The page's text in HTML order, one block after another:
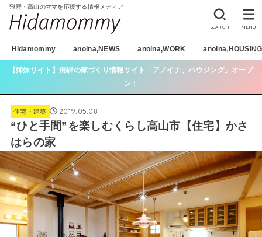
飛騨・高山のママを応援する情報メディア
Hidamommy anoina,NEWS anoina,WORK anoina,HOUSING
SEARCH MENU
【姉妹サイト】飛騨の家づくり情報サイト「アノイナ、ハウジング」オープ
ン！
住宅・建築 2019.05.08
“ひと手間”を楽しむくらし高山市【住宅】かさ
はらの家